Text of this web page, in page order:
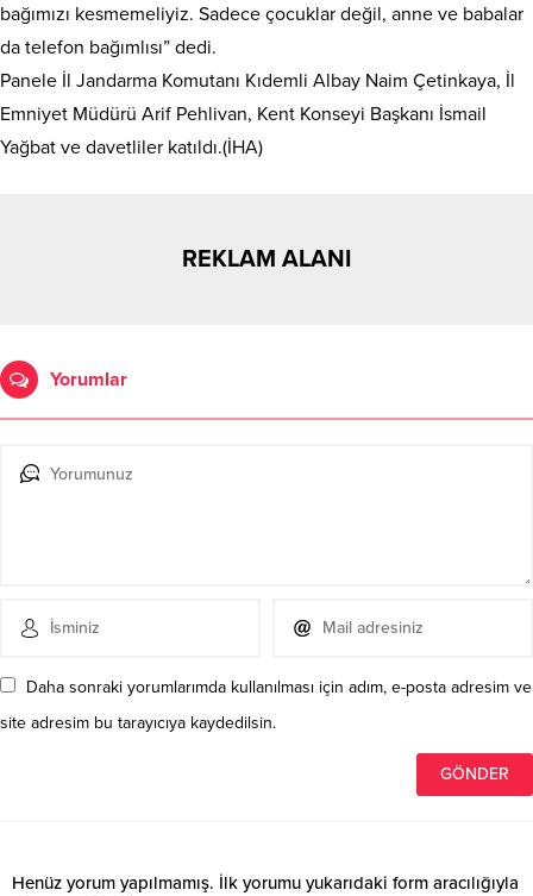
bağımızı kesmemeliyiz. Sadece çocuklar değil, anne ve babalar
da telefon bağımlısı” dedi.
Panele İl Jandarma Komutanı Kıdemli Albay Naim Çetinkaya, İl
Emniyet Müdürü Arif Pehlivan, Kent Konseyi Başkanı İsmail
Yağbat ve davetliler katıldı.(İHA)
REKLAM ALANI
Yorumlar
Daha sonraki yorumlarımda kullanılması için adım, e-posta adresim ve
site adresim bu tarayıcıya kaydedilsin.
Henüz yorum yapılmamış. İlk yorumu yukarıdaki form aracılığıyla